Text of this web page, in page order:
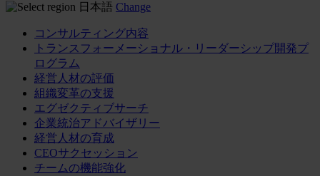
日本語 Change
コンサルティング内容
トランスフォーメーショナル・リーダーシップ開発プ
ログラム
経営人材の評価
組織変革の支援
エグゼクティブサーチ
企業統治アドバイザリー
経営人材の育成
CEOサクセッション
チームの機能強化